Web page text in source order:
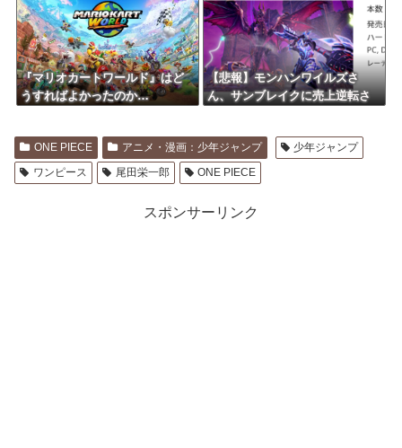
『マリオカートワールド』はど
うすればよかったのか…
【悲報】モンハンワイルズさ
ん、サンブレイクに売上逆転さ
ONE PIECE アニメ・漫画：少年ジャンプ
少年ジャンプ
ワンピース
尾田栄一郎 ONE PIECE
スポンサーリンク